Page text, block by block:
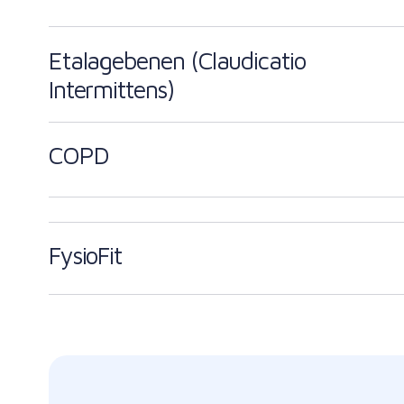
Etalagebenen (Claudicatio
Intermittens)
COPD
FysioFit